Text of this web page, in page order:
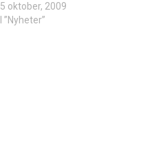
5 oktober, 2009
I ”Nyheter”